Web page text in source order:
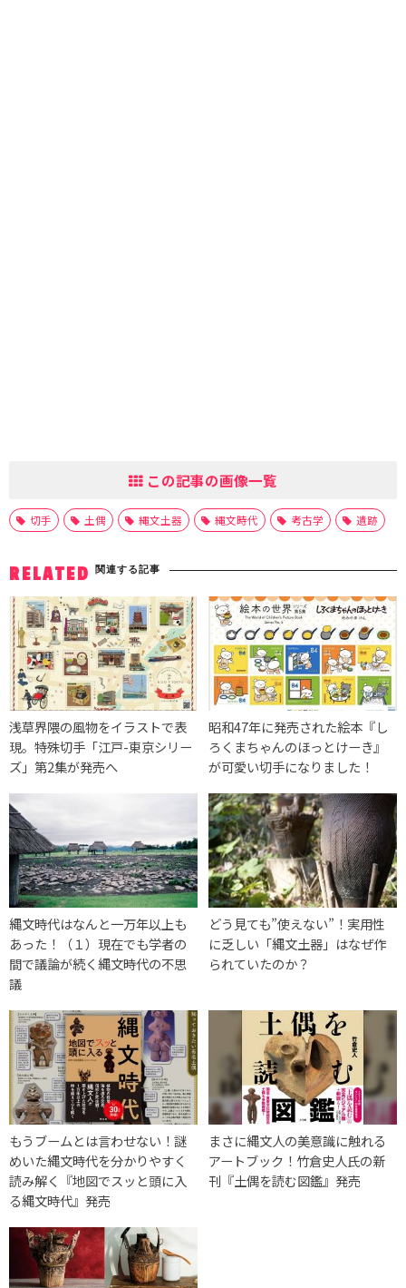
この記事の画像一覧
切手 土偶 縄文土器 縄文時代 考古学 遺跡
RELATED 関連する記事
浅草界隈の風物をイラストで表
現。特殊切手「江戸-東京シリー
ズ」第2集が発売へ
昭和47年に発売された絵本『し
ろくまちゃんのほっとけーき』
が可愛い切手になりました！
縄文時代はなんと一万年以上も
あった！（１）現在でも学者の
間で議論が続く縄文時代の不思
議
どう見ても”使えない”！実用性
に乏しい「縄文土器」はなぜ作
られていたのか？
もうブームとは言わせない！謎
めいた縄文時代を分かりやすく
読み解く『地図でスッと頭に入
る縄文時代』発売
まさに縄文人の美意識に触れる
アートブック！竹倉史人氏の新
刊『土偶を読む図鑑』発売